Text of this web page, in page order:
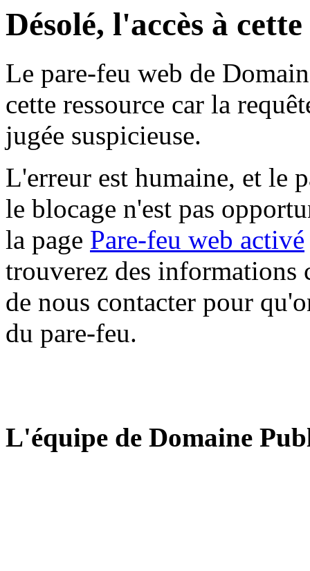
Désolé, l'accès à
Le pare-feu web de
cette ressource car la
jugée suspicieuse.
L'erreur est humaine, et le
le blocage n'est pas
la page Pare-feu web activé
trouverez des informations
de nous contacter pour
du pare-feu.
L'équipe de Domaine